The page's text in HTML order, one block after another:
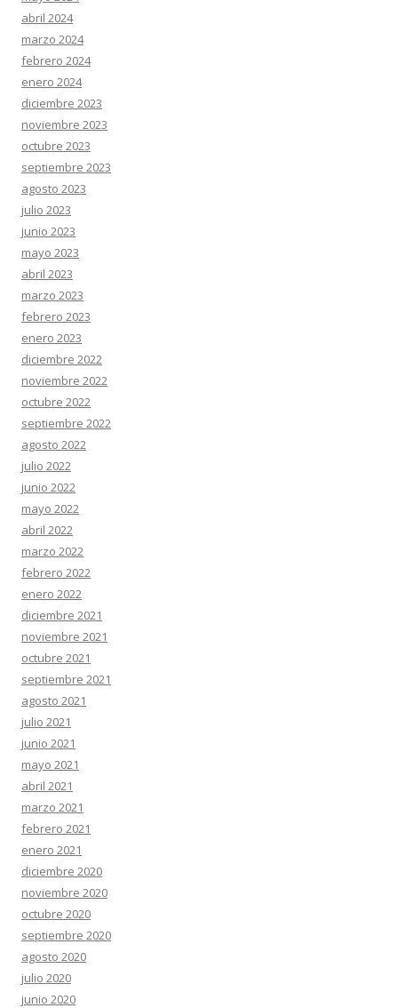
abril 2024
marzo 2024
febrero 2024
enero 2024
diciembre 2023
noviembre 2023
octubre 2023
septiembre 2023
agosto 2023
julio 2023
junio 2023
mayo 2023
abril 2023
marzo 2023
febrero 2023
enero 2023
diciembre 2022
noviembre 2022
octubre 2022
septiembre 2022
agosto 2022
julio 2022
junio 2022
mayo 2022
abril 2022
marzo 2022
febrero 2022
enero 2022
diciembre 2021
noviembre 2021
octubre 2021
septiembre 2021
agosto 2021
julio 2021
junio 2021
mayo 2021
abril 2021
marzo 2021
febrero 2021
enero 2021
diciembre 2020
noviembre 2020
octubre 2020
septiembre 2020
agosto 2020
julio 2020
junio 2020